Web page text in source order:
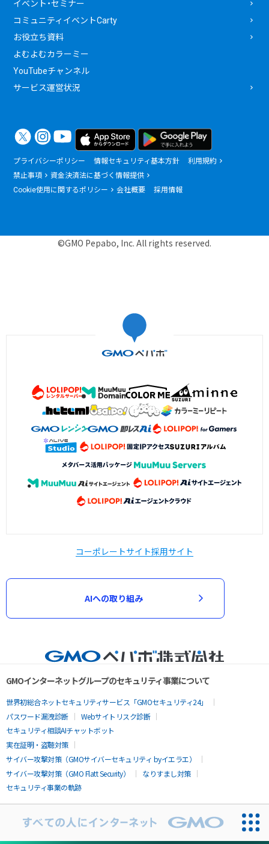
イベント・セミナー
コミュニティイベントCarty
お役立ち資料
よむよむカラーミー
YouTubeチャンネル
サービス運営状況
プライバシーポリシー 情報セキュリティ基本方針
利用規約
禁止事項
資金決済法に基づく情報提供
Cookie使用に関するポリシー
会社概要 採用情報
©GMO Pepabo, Inc. All rights reserved.
コーポレートサイト採用サイト
AIへの取り組み
GMOインターネットグループのセキュリティ事業について
世界初総合ネットセキュリティサービス「GMOセキュリティ24」
パスワード漏洩診断
Webサイトリスク診断
セキュリティ相談AIチャットボット
実在証明・盗聴対策
サイバー攻撃対策（GMOサイバーセキュリティ byイエラエ）
サイバー攻撃対策（GMO Flatt Security）
なりすまし対策
セキュリティ事業の軌跡